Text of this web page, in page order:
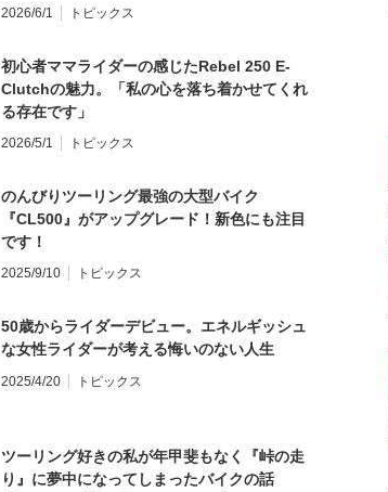
2026/6/1 トピックス
初心者ママライダーの感じたRebel 250 E-
Clutchの魅力。「私の心を落ち着かせてくれ
る存在です」
2026/5/1 トピックス
のんびりツーリング最強の大型バイク
『CL500』がアップグレード！新色にも注目
です！
2025/9/10 トピックス
50歳からライダーデビュー。エネルギッシュ
な女性ライダーが考える悔いのない人生
2025/4/20 トピックス
ツーリング好きの私が年甲斐もなく『峠の走
り』に夢中になってしまったバイクの話